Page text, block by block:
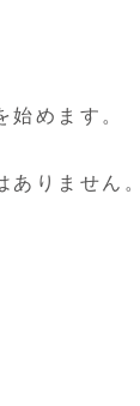
めます。
りません。